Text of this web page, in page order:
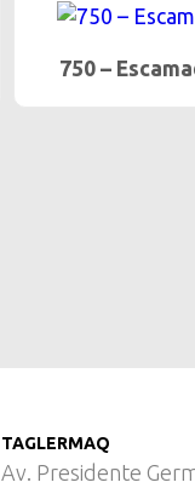
750 –
TAGLERMAQ
Av. Presidente